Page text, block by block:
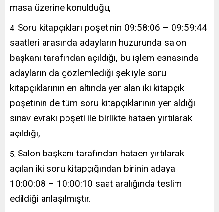
masa üzerine konulduğu,
Soru kitapçıkları poşetinin 09:58:06 – 09:59:44
saatleri arasında adayların huzurunda salon
başkanı tarafından açıldığı, bu işlem esnasında
adayların da gözlemlediği şekliyle soru
kitapçıklarının en altında yer alan iki kitapçık
poşetinin de tüm soru kitapçıklarının yer aldığı
sınav evrakı poşeti ile birlikte hataen yırtılarak
açıldığı,
Salon başkanı tarafından hataen yırtılarak
açılan iki soru kitapçığından birinin adaya
10:00:08 – 10:00:10 saat aralığında teslim
edildiği anlaşılmıştır.